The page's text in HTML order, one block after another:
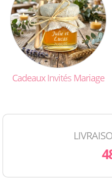
CadeauxInvitésMariage